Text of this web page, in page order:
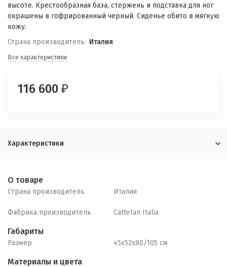
высоте. Крестообразная база, стержень и подставка для ног
окрашены в гофрированный черный. Сиденье обито в мягкую
кожу.
Страна производитель: Италия
Все характеристики
116 600 ₽
Характеристики
О товаре
Страна производитель Италия
Фабрика производитель Cattelan Italia
Габариты
Размер 45x52x80/105 см
Материалы и цвета